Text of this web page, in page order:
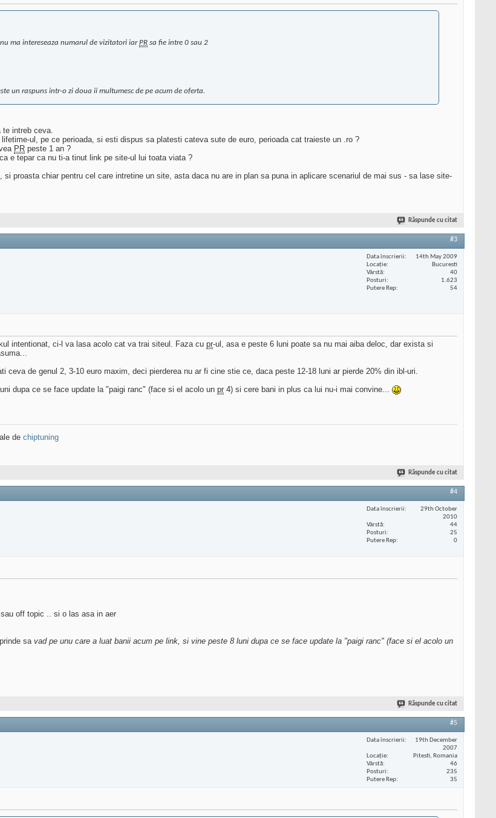
ma intereseaza numarul de vizitatori iarPR sa fie intre 0 sau 2
un raspuns intr-o zi doua ii multumesc de pe acum de oferta.
te intreb ceva.
ul, pe ce perioada, si esti dispus sa platesti cateva sute de euro, perioada cat traieste un .ro ?
PR peste 1 an ?
e tepar ca nu ti-a tinut link pe site-ul lui toata viata ?
proasta chiar pentru cel care intretine un site, asta daca nu are in plan sa puna in aplicare scenariul de mai sus - sa lase site-
Răspunde cu citat
#3
Data înscrierii
14th May 2009
Locaţie
Bucuresti
Vârstă
40
Posturi
1.623
Putere Rep
54
intentionat, ci-l va lasa acolo cat va trai siteul. Faza cu pr-ul, asa e peste 6 luni poate sa nu mai aiba deloc, dar exista si
de genul 2, 3-10 euro maxim, deci pierderea nu ar fi cine stie ce, daca peste 12-18 luni ar pierde 20% din ibl-uri.
dupa ce se face update la "paigi ranc" (face si el acolo un pr 4) si cere bani in plus ca lui nu-i mai convine...
de chiptuning
Răspunde cu citat
#4
Data înscrierii
29th October
2010
Vârstă
44
Posturi
25
Putere Rep
0
off topic .. si o las asa in aer
savad pe unu care a luat banii acum pe link, si vine peste 8 luni dupa ce se face update la "paigi ranc" (face si el acolo un
Răspunde cu citat
#5
Data înscrierii
19th December
2007
Locaţie
Pitesti, Romania
Vârstă
46
Posturi
235
Putere Rep
35